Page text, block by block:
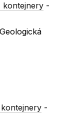
kontejnery -
kontejnery -